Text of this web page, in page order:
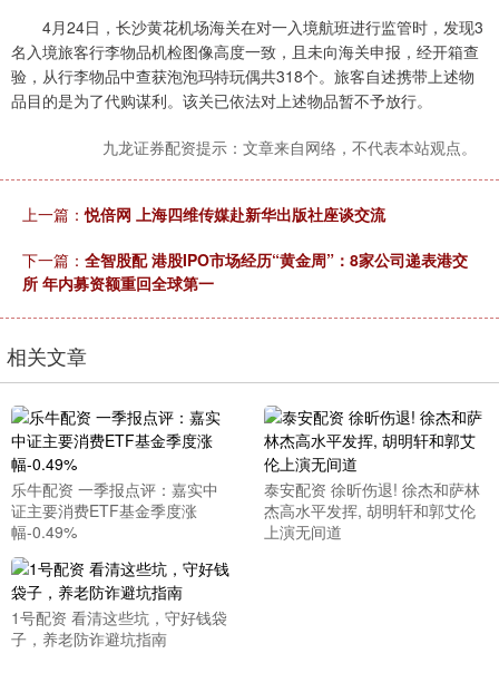
4月24日，长沙黄花机场海关在对一入境航班进行监管时，发现3
名入境旅客行李物品机检图像高度一致，且未向海关申报，经开箱查
验，从行李物品中查获泡泡玛特玩偶共318个。旅客自述携带上述物
品目的是为了代购谋利。该关已依法对上述物品暂不予放行。
九龙证券配资提示：文章来自网络，不代表本站观点。
上一篇：悦倍网 上海四维传媒赴新华出版社座谈交流
下一篇： 全智股配 港股IPO市场经历“黄金周”：8家公司递表港交
所 年内募资额重回全球第一
相关文章
乐牛配资 一季报点评：嘉实中
证主要消费ETF基金季度涨
幅-0.49%
泰安配资 徐昕伤退! 徐杰和萨林
杰高水平发挥, 胡明轩和郭艾伦
上演无间道
1号配资 看清这些坑，守好钱袋
子，养老防诈避坑指南